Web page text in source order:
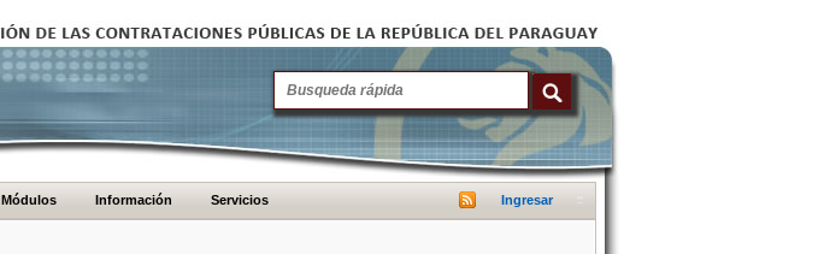
Módulos Información Servicios Ingresar